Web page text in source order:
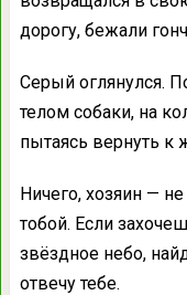
дорогу, бежали
Серый оглянулся.
телом собаки, на
пытаясь вернуть к
Ничего, хозяин —
тобой. Если
звёздное небо,
отвечу тебе.